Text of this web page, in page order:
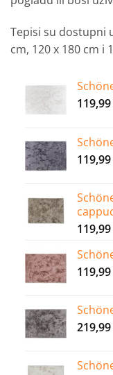
Tepisi su dostupni
cm, 120 x 180 cm i
119,99
119,99
119,99
119,99
219,99